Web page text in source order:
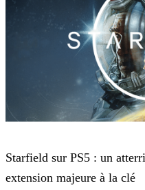
Starfield sur PS5 : un
extension majeure à la clé